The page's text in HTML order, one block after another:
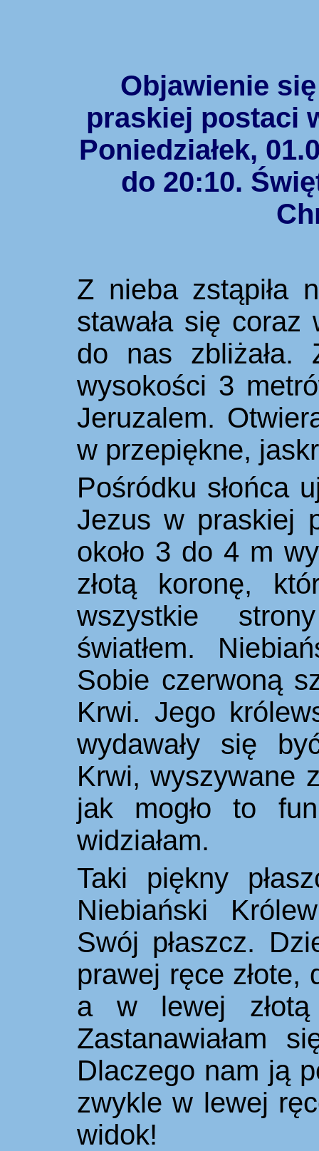
Objawienie
praskiej postaci
Poniedziałek,
do 20:10.
Z nieba zstąpiła
stawała się
do nas zbliżała.
wysokości 3
Jeruzalem.
w przepiękne,
Pośródku słońca
Jezus w praskiej
około 3 do 4 m
złotą koronę,
wszystkie
światłem.
Sobie czerwoną
Krwi. Jego
wydawały się
Krwi,wyszywane
jak mogło to
widziałam.
Taki piękny
Niebiański
Swój płaszcz.
prawej ręce złote,
a w lewej
Zastanawiałam
Dlaczego nam ją
zwykle w lewej
widok!